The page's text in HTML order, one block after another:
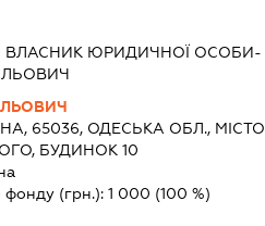
ВЛАСНИК ЮРИДИЧНОЇ ОСОБИ-
65036, ОДЕСЬКА ОБЛ., МІСТО
БУДИНОК 10
фонду (грн.): 1 000 (100 %)